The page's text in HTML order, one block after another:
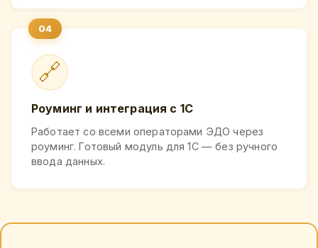
🔗
Роуминг и интеграция с 1С
Работает со всеми операторами ЭДО через
роуминг. Готовый модуль для 1С — без ручного
ввода данных.